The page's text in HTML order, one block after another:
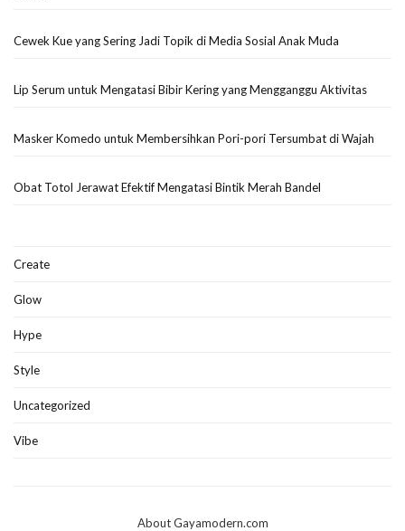
Cewek Kue yang Sering Jadi Topik di Media Sosial Anak Muda
Lip Serum untuk Mengatasi Bibir Kering yang Mengganggu Aktivitas
Masker Komedo untuk Membersihkan Pori-pori Tersumbat di Wajah
Obat Totol Jerawat Efektif Mengatasi Bintik Merah Bandel
Create
Glow
Hype
Style
Uncategorized
Vibe
About Gayamodern.com